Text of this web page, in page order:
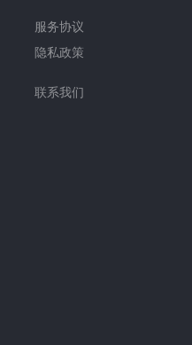
服务协议
隐私政策
联系我们